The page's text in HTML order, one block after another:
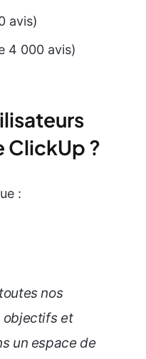
avis)
4 000 avis)
ClickUp ?
:
nos
objectifs et
un espace de